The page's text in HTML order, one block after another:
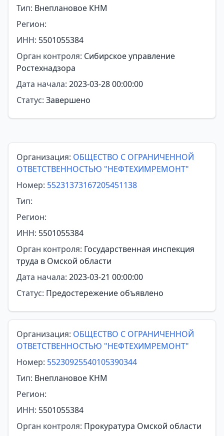
Тип: Внеплановое КНМ
Регион:
ИНН: 5501055384
Орган контроля: Сибирское управление
Ростехнадзора
Дата начала: 2023-03-28 00:00:00
Статус: Завершено
Организация: ОБЩЕСТВО С ОГРАНИЧЕННОЙ
ОТВЕТСТВЕННОСТЬЮ "НЕФТЕХИМРЕМОНТ"
Номер: 55231373167205451138
Тип:
Регион:
ИНН: 5501055384
Орган контроля: Государственная инспекция
труда в Омской области
Дата начала: 2023-03-21 00:00:00
Статус: Предостережение объявлено
Организация: ОБЩЕСТВО С ОГРАНИЧЕННОЙ
ОТВЕТСТВЕННОСТЬЮ "НЕФТЕХИМРЕМОНТ"
Номер: 55230925540105390344
Тип: Внеплановое КНМ
Регион:
ИНН: 5501055384
Орган контроля: Прокуратура Омской области